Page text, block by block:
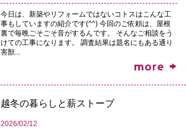
今日は、新築やリフォームではないコトスはこんな工
事もしていますの紹介です(^^) 今回のご依頼は、屋根
裏で毎晩ごそごそ音がするんです。 そんなご相談をう
けての工事になります。 調査結果は題名にもある通り
害獣...
越冬の暮らしと薪ストーブ
2026/02/12